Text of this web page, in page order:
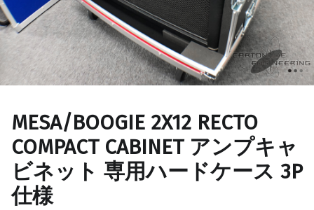
MESA/BOOGIE 2X12 RECTO
COMPACT CABINET アンプキャ
ビネット 専用ハードケース 3P
仕様